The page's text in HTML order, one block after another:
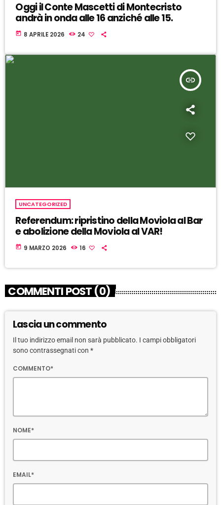
Oggi il Conte Mascetti di Montecristo
andrà in onda alle 16 anziché alle 15.
today 8 APRILE 2026 24
insert_link
UNCATEGORIZED
Referendum: ripristino della Moviola al Bar
e abolizione della Moviola al VAR!
today 9 MARZO 2026 16
COMMENTI POST (0)
Lascia un commento
Il tuo indirizzo email non sarà pubblicato. I campi obbligatori
sono contrassegnati con *
COMMENTO*
NOME*
EMAIL*